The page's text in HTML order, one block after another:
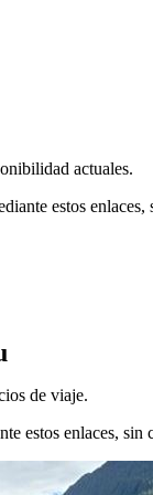
actuales.
estos
de viaje.
estos enlaces, sin